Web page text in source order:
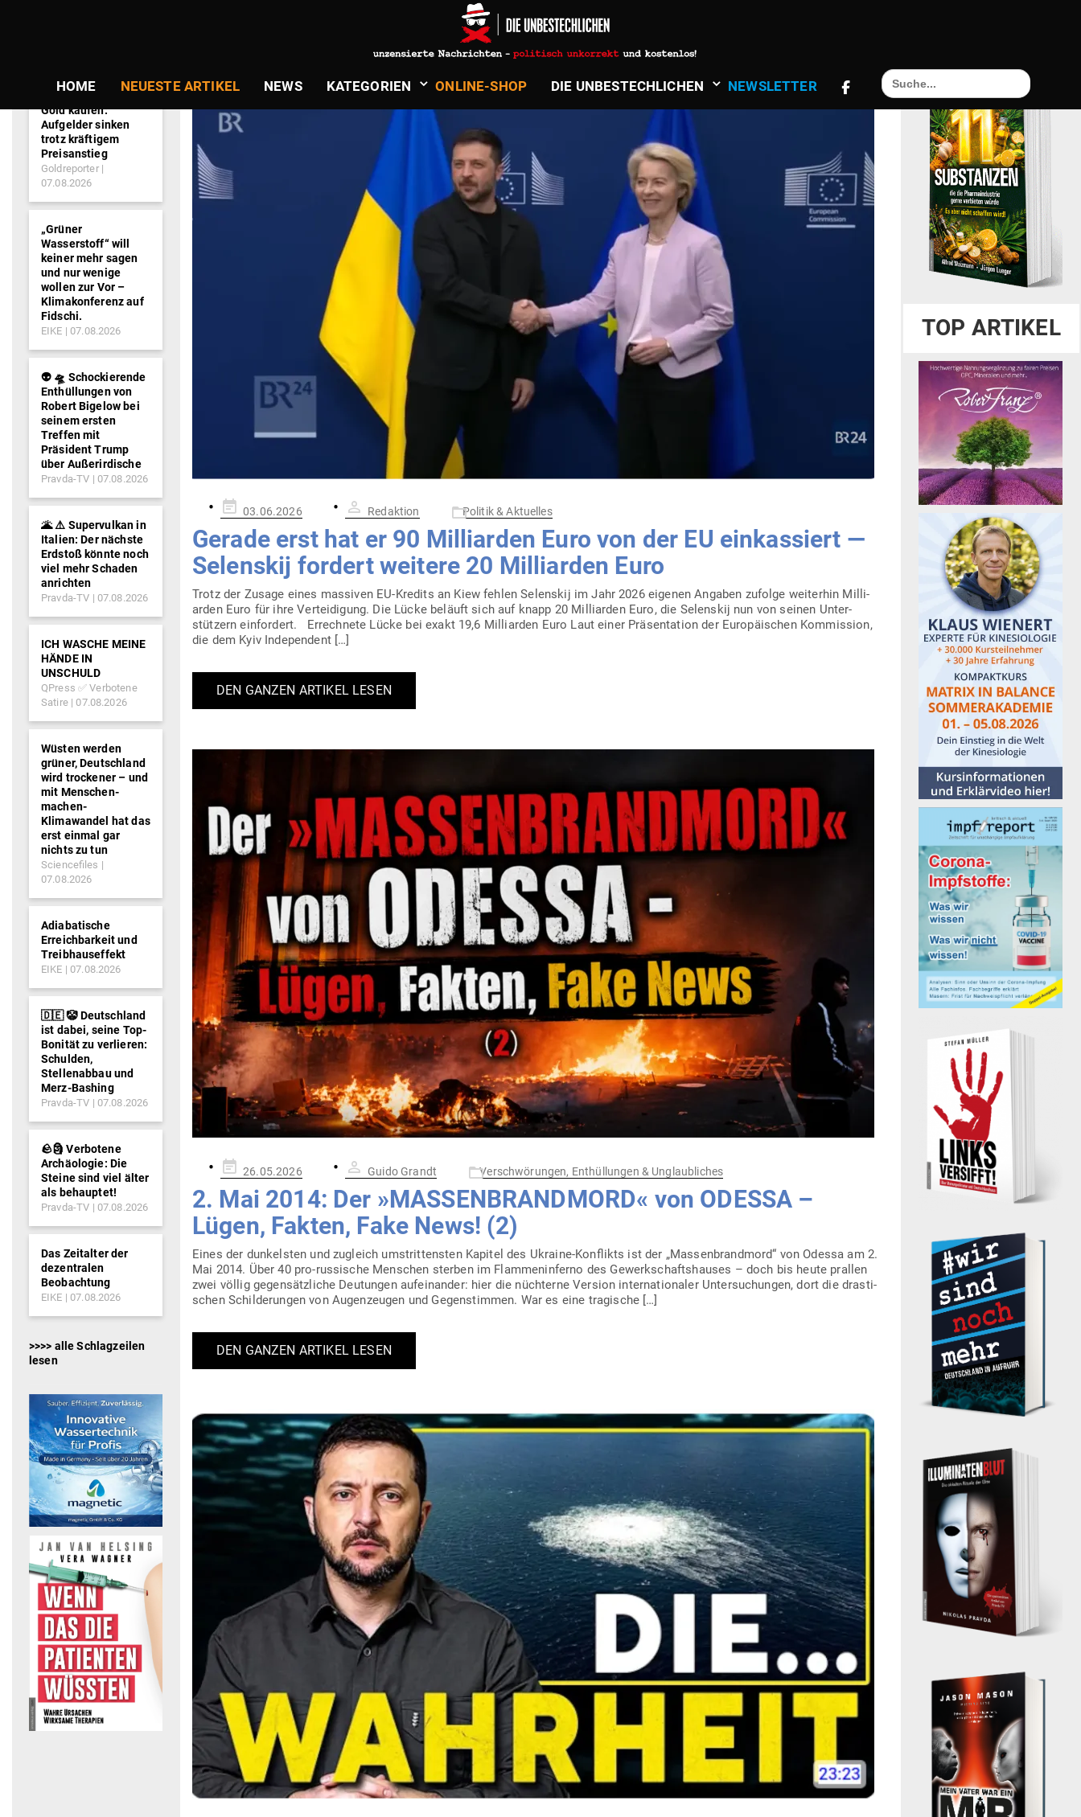
HOME NEUESTE ARTIKEL NEWS KATE­GORIEN ONLINE-SHOP DIE UNBE­STECH­LICHEN NEWS­LETTER
Search
for:
SELENSKIJ
Gepostet
am
03.06.2026 Redaktion Politik & Aktuelles
Gerade erst hat er 90 Mil­li­arden Euro von der EU ein­kas­siert —
Selenskij fordert weitere 20 Mil­li­arden Euro
Trotz der Zusage eines mas­siven EU-Kredits an Kiew fehlen Selenskij im Jahr 2026 eigenen Angaben zufolge wei­terhin Mil­li­
arden Euro für ihre Ver­tei­digung. Die Lücke beläuft sich auf knapp 20 Mil­li­arden Euro, die Selenskij nun von seinen Unter­
stützern ein­fordert. Errechnete Lücke bei exakt 19,6 Mil­li­arden Euro Laut einer Prä­sen­tation der Euro­päi­schen Kom­mission,
die dem Kyiv Independent […]
DEN GANZEN ARTIKEL LESEN
Gepostet
am
26.05.2026 Guido Grandt Verschwörungen, Enthüllungen & Unglaubliches
2. Mai 2014: Der »MAS­SEN­BRANDMORD« von ODESSA –
Lügen, Fakten, Fake News! (2)
Eines der dun­kelsten und zugleich umstrit­tensten Kapitel des Ukraine-Kon­­f­likts ist der „Mas­sen­brandmord“ von Odessa am 2.
Mai 2014. Über 40 pro-rus­­sische Men­schen sterben im Flam­men­in­ferno des Gewerk­schafts­hauses – doch bis heute prallen
zwei völlig gegen­sätz­liche Deu­tungen auf­ein­ander: hier die nüch­terne Version inter­na­tio­naler Unter­su­chungen, dort die dras­ti­
schen Schil­de­rungen von Augen­zeugen und Gegen­stimmen. War es eine tragische […]
DEN GANZEN ARTIKEL LESEN
Gold kaufen:
Aufgelder sinken
trotz kräftigem
Preisanstieg
Goldreporter
07.08.2026
„Grüner
Wasserstoff“ will
keiner mehr sagen
und nur wenige
wollen zur Vor –
Klimakonferenz auf
Fidschi.
EIKE 07.08.2026
👽 🛸 Schockierende
Enthüllungen von
Robert Bigelow bei
seinem ersten
Treffen mit
Präsident Trump
über Außerirdische
Pravda-TV 07.08.2026
🌋 ⚠️ Supervulkan in
Italien: Der nächste
Erdstoß könnte noch
viel mehr Schaden
anrichten
Pravda-TV 07.08.2026
ICH WASCHE MEINE
HÄNDE IN
UNSCHULD
QPress ✅ Verbotene
Satire
07.08.2026
Wüsten werden
grüner, Deutschland
wird trockener – und
mit Menschen-
machen-
Klimawandel hat das
erst einmal gar
nichts zu tun
Sciencefiles
07.08.2026
Adiabatische
Erreichbarkeit und
Treibhauseffekt
EIKE 07.08.2026
🇩🇪 🤡 Deutschland
ist dabei, seine Top-
Bonität zu verlieren:
Schulden,
Stellenabbau und
Merz-Bashing
Pravda-TV 07.08.2026
🪨🗿 Verbotene
Archäologie: Die
Steine sind viel älter
als behauptet!
Pravda-TV 07.08.2026
Das Zeitalter der
dezentralen
Beobachtung
EIKE 07.08.2026
>>>> alle Schlagzeilen
lesen
TOP ARTIKEL